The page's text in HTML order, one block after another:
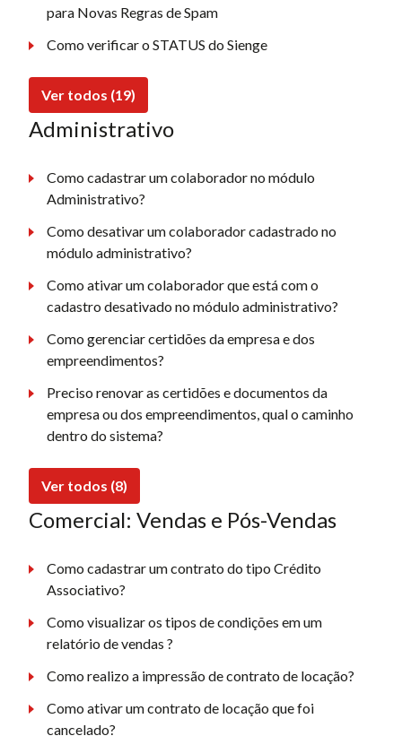
para Novas Regras de Spam
Como verificar o STATUS do Sienge
Ver todos (19)
Administrativo
Como cadastrar um colaborador no módulo
Administrativo?
Como desativar um colaborador cadastrado no
módulo administrativo?
Como ativar um colaborador que está com o
cadastro desativado no módulo administrativo?
Como gerenciar certidões da empresa e dos
empreendimentos?
Preciso renovar as certidões e documentos da
empresa ou dos empreendimentos, qual o caminho
dentro do sistema?
Ver todos (8)
Comercial: Vendas e Pós-Vendas
Como cadastrar um contrato do tipo Crédito
Associativo?
Como visualizar os tipos de condições em um
relatório de vendas ?
Como realizo a impressão de contrato de locação?
Como ativar um contrato de locação que foi
cancelado?